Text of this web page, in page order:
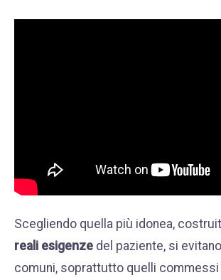
Scegliendo quella più idonea,
reali esigenze del paziente, si
comuni, soprattutto quelli